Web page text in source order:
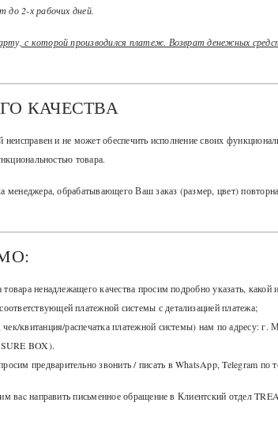
до 2-х рабочих дней.
с которой производился платеж. Возврат денежных
КАЧЕСТВА
и не может обеспечить исполнение своих
товара.
менеджера, обрабатывающего Ваш заказ (размер, цвет)
товара ненадлежащего качества просим подробно указать,
платежной системы с детализацией платежа;
квитанция/распечатка платежной системы) нам по адресу:
BOX).
предварительно звонить / писать в WhatsApp, Telegram по
ваc направить письменное обращение в Клиентский отдел